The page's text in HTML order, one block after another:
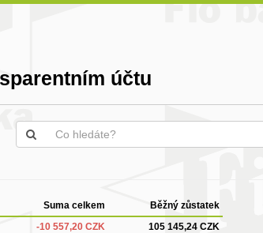
účtu
Suma celkem
Běžný zůstatek
-10 557,20 CZK 105 145,24 CZK